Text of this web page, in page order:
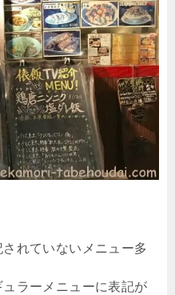
れていないメニュー多
ラーメニューに表記が